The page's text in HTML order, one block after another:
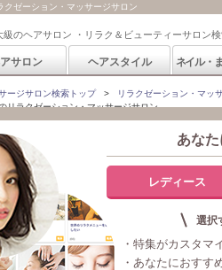
ゼーション・マッサージサロン
級のヘアサロン ・リラク＆ビューティーサロン
サロン ヘアスタイル ネイル・
ージサロン検索トップ>
リラクゼーション・マッ
リラクゼーション・マッサージサロン
・久喜 のリラクゼーションサロ
久喜すべ
あな
レディース
選択
・特集がカスタマ
・あなたにおすす